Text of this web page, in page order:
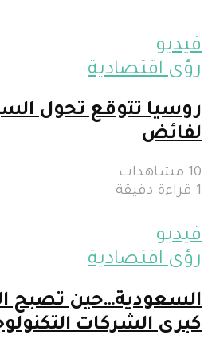
فيديو
رؤى اقتصادية
روسيا تتوقع تحول
لفائض
10 مشاهدات
1 قراءة دقيقة
فيديو
رؤى اقتصادية
السعودية…حين تصبح
كبرى الشركات